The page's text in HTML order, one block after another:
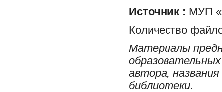
Источник : МУП
Количество
Материалы
автора,
библиотеки.